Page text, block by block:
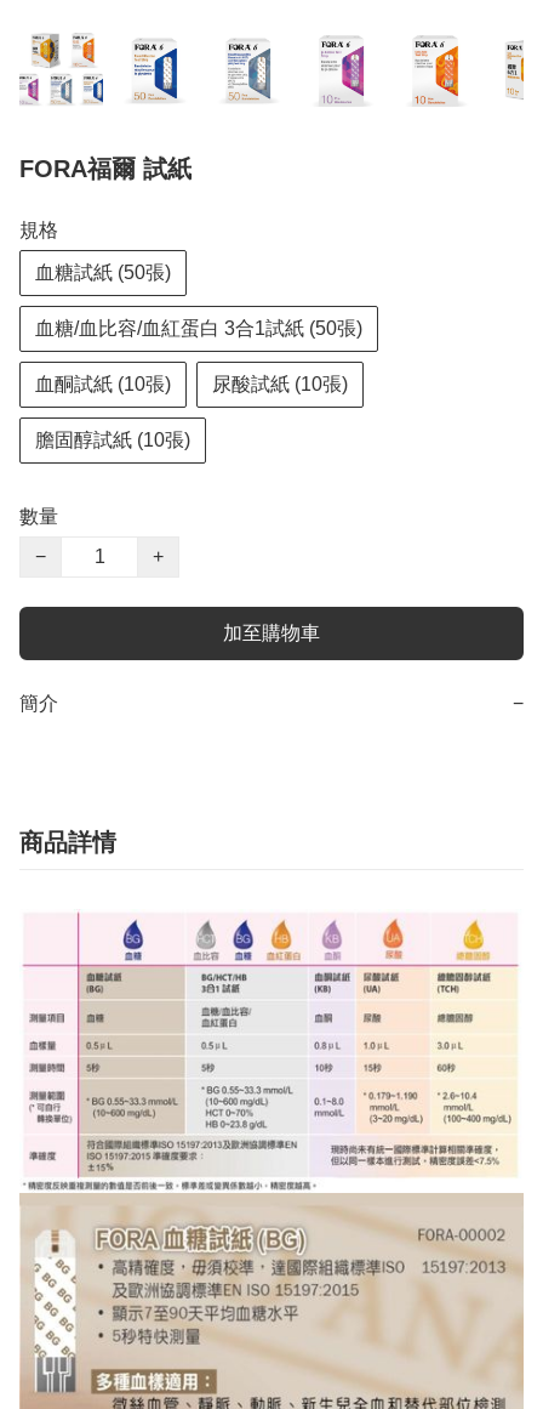
FORA福爾 試紙
規格
血糖試紙 (50張)
血糖/血比容/血紅蛋白 3合1試紙 (50張)
血酮試紙 (10張) 尿酸試紙 (10張)
膽固醇試紙 (10張)
數量
−
+
加至購物車
簡介 −
商品詳情